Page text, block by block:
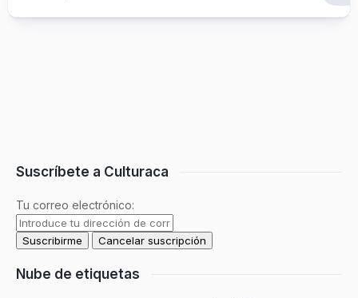
Suscríbete a Culturaca
Tu correo electrónico:
Nube de etiquetas